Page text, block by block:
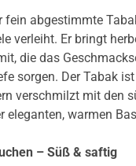
fein abgestimmte
verleiht. Er bringt
die das
sorgen. Der Tabak
verschmilzt mit den
eleganten, warmen
– Süß & saftig